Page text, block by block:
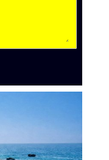
- Детали